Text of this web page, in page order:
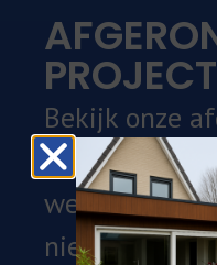
Bekijk onze
voor een
werk. Van
nieuwbouw,